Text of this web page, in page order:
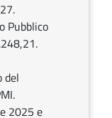
Pubblico
del
2025 e